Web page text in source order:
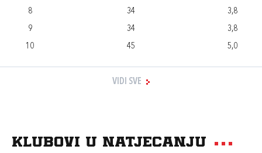
8
34
3,8
9
34
3,8
10
45 5,0
VIDI SVE
Klubovi u natjecanju